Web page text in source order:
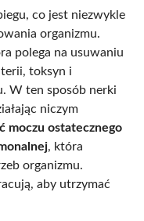
co jest niezwykle
organizmu.
polega na usuwaniu
toksyn i
W ten sposób nerki
niczym
moczu ostatecznego
, która
organizmu.
aby utrzymać